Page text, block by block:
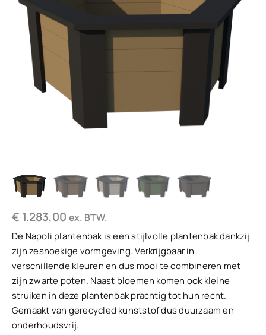
€ 1.283,00 ex. BTW.
De Napoli plantenbak is een stijlvolle plantenbak dankzij
zijn zeshoekige vormgeving. Verkrijgbaar in
verschillende kleuren en dus mooi te combineren met
zijn zwarte poten. Naast bloemen komen ook kleine
struiken in deze plantenbak prachtig tot hun recht.
Gemaakt van gerecycled kunststof dus duurzaam en
onderhoudsvrij.